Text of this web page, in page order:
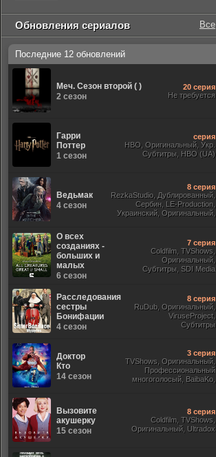
Обновления сериалов Все
Последние 12 обновлений
Меч. Сезон второй ( )
2 сезон
20 серия
Не требуется
Гарри
Поттер
1 сезон
серия
HBO, Оригинальный, Укр.
Субтитры, HBO (UA)
Ведьмак
4 сезон
8 серия
RezkaStudio, Дублированный,
Сербин, LE-Production,
Украинский, Оригинальный,
О всех
созданиях -
больших и
малых
6 сезон
7 серия
Coldfilm, TVShows,
Оригинальный,
Субтитры, SDI Media
Расследования
сестры
Бонифации
4 сезон
8 серия
RuDub, Оригинальный,
ViruseProject,
Субтитры
Доктор
Кто
14 сезон
3 серия
TVShows, Оригинальный,
Профессиональный
многоголосый, BaibaKo,
Вызовите
акушерку
15 сезон
8 серия
Coldfilm, TVShows,
Оригинальный, Ultradox